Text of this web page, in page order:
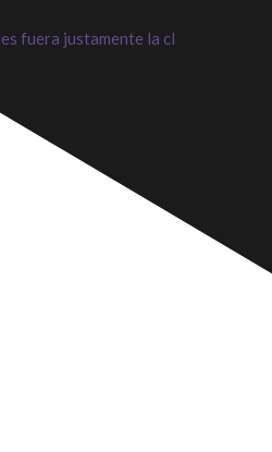
fuera justamente la cl